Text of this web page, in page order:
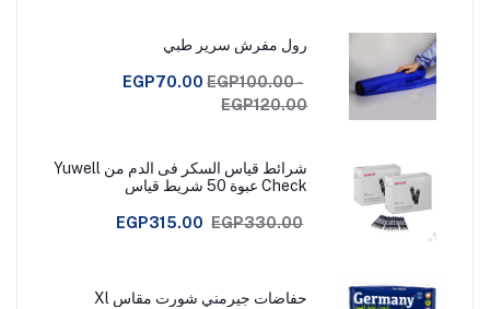
رول مفرش سرير طبي
EGP70.00 EGP100.00 -
EGP120.00
شرائط قياس السكر فى الدم من Yuwell
Check عبوة 50 شريط قياس
EGP315.00 EGP330.00
حفاضات جيرمني شورت مقاس Xl